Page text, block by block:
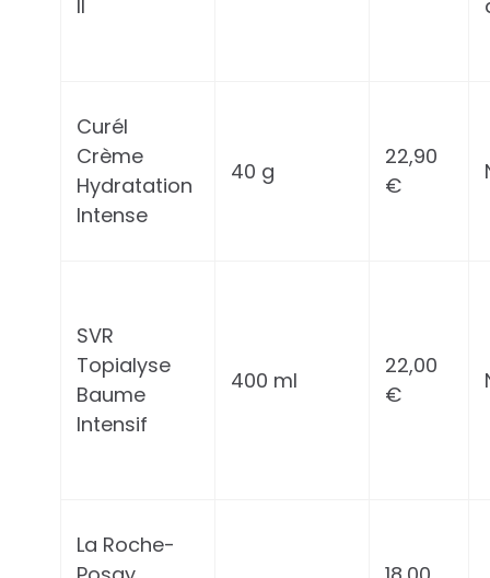
II
Curél
Crème
Hydratation
Intense
40 g
22,90
€
SVR
Topialyse
Baume
Intensif
400 ml
22,00
€
La Roche-